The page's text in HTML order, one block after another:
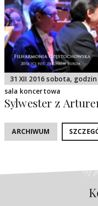
31 XII 2016 sobota,
sala koncertowa
Sylwester z
ARCHIWUM